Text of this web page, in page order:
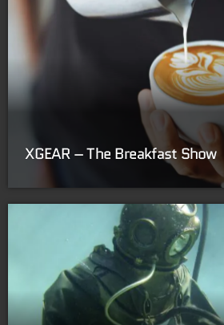
XGEAR – The Breakfast Show